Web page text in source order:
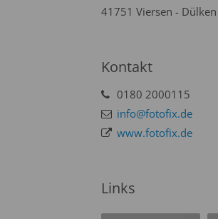
41751 Viersen - Dülken
Kontakt
0180 2000115
info@fotofix.de
www.fotofix.de
Links